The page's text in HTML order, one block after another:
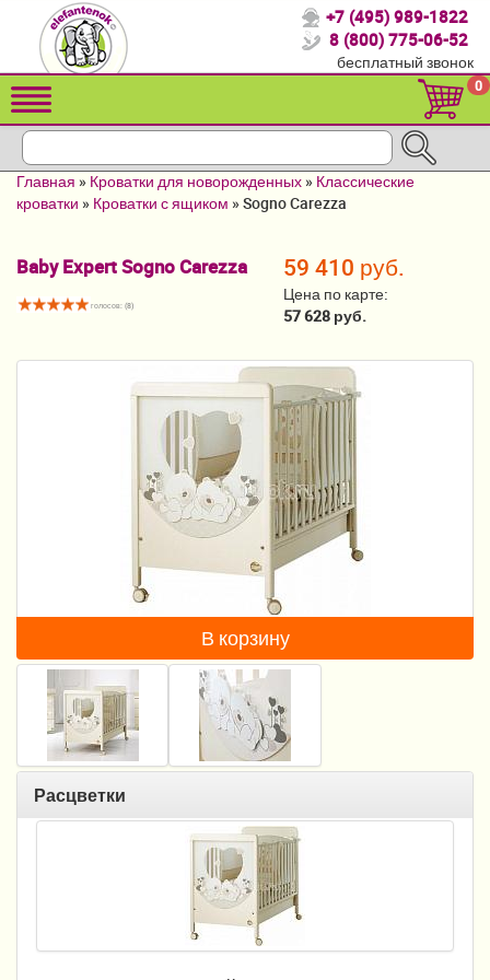
Спасибо, что выбрали нас!
Распродажа!
Детские коляски
Кроватки для новорожденных
Мебель и аксессуары
Постельные принадлежности
Манежи
Безопасность ребенка
Ходунки и прыгунки
Игры и развитие
Принадлежности для выписки
Сумки для мам и детей
+7 (495) 989-1822
8 (800) 775-06-52
бесплатный звонок
0
Главная » Кроватки для новорожденных » Классические
кроватки » Кроватки с ящиком »Sogno Carezza
Baby Expert Sogno Carezza
голосов: (8)
59 410 руб.
Цена по карте:
57 628 руб.
В корзину
Расцветки